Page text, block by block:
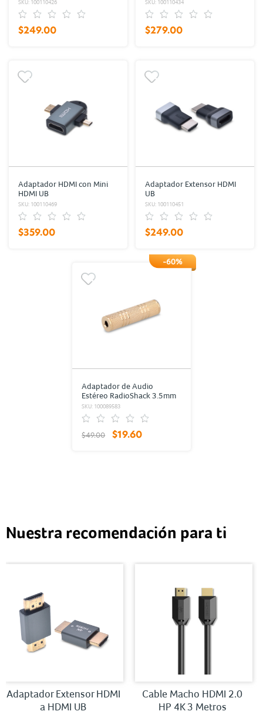
SKU: 100110426
$249.00
SKU: 100110434
$279.00
Adaptador HDMI con Mini
HDMI UB
SKU: 100110469
$359.00
Adaptador Extensor HDMI
UB
SKU: 100110451
$249.00
-60%
Adaptador de Audio
Estéreo RadioShack 3.5mm
Dorado
SKU: 100089583
$49.00 $19.60
Nuestra recomendación para ti
Adaptador Extensor HDMI
a HDMI UB
Cable Macho HDMI 2.0
HP 4K 3 Metros